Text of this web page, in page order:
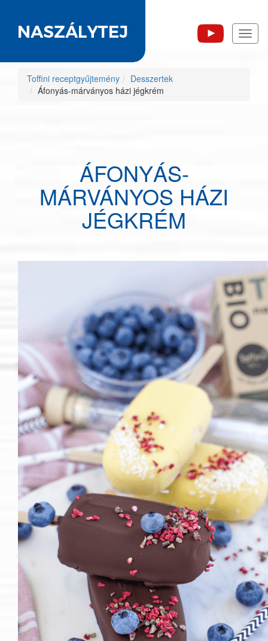
Toffini receptgyűjtemény
Desszertek
Áfonyás-márványos házi jégkrém
ÁFONYÁS-
MÁRVÁNYOS HÁZI
JÉGKRÉM